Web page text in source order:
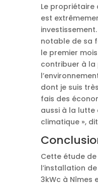
Le propriétaire
est
notable de sa
le premier
contribuer à
dont je suis
fais des
aussi à la
climatique »,
Cette étude
l’installation
3kWc à Nîmes